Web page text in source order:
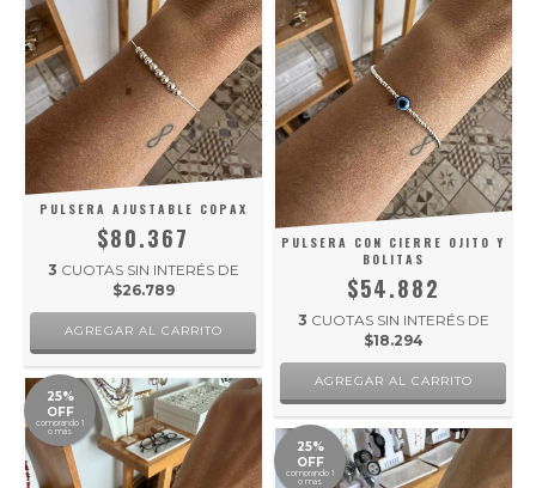
PULSERA AJUSTABLE COPAX
$80.367
3 CUOTAS SIN INTERÉS DE
$26.789
PULSERA CON CIERRE OJITO Y
BOLITAS
$54.882
3 CUOTAS SIN INTERÉS DE
$18.294
25%
OFF
comprando 1
o más
25%
OFF
comprando 1
o más